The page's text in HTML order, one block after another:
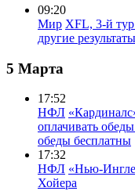
09:20
Мир XFL, 3-й
другие результаты
5 Марта
17:52
НФЛ
оплачивать
обеды бесплатны
17:32
НФЛ «Нью-
Хойера